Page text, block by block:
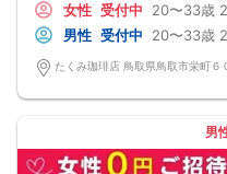
女性 受付中 20〜33歳
男性 受付中 20〜33歳
たくみ珈琲店 鳥取県鳥取市栄町６
男